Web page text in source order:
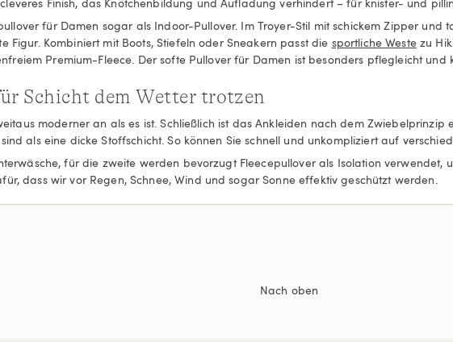
für Damen sogar als Indoor-Pullover. Im Troyer-Stil mit schickem Zipper
Figur. Kombiniert mit Boots, Stiefeln oder Sneakern passt die sportliche Westezu
Premium-Fleece. Der softe Pullover für Damen ist besonders pflegleicht
Schicht dem Wetter trotzen
moderner an als es ist. Schließlich ist das Ankleiden nach dem Zwiebelprinzip
als eine dicke Stoffschicht. So können Sie schnell und unkompliziert auf
für die zweite werden bevorzugt Fleecepullover als Isolation verwendet,
dass wir vor Regen, Schnee, Wind und sogar Sonne effektiv geschützt werden.
Nach oben